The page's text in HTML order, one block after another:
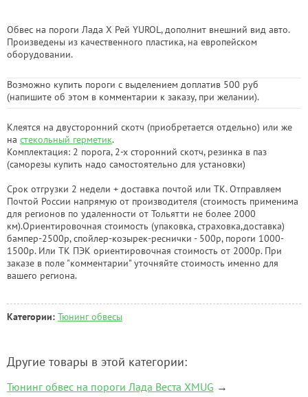
Обвес на пороги Лада Х Рей YUROL, дополнит внешний вид авто.
Произведены из качественного пластика, на европейском
оборудовании.
Возможно купить пороги с выделением доплатив 500 руб
(напишите об этом в комментарии к заказу, при желании).
Клеятся на двусторонний скотч (приобретается отдельно) или же
на стекольный герметик.
Комплектация: 2 порога, 2-х сторонний скотч, резинка в паз
(саморезы купить надо самостоятельно для установки)
Срок отгрузки 2 недели + доставка почтой или ТК. Отправляем
Почтой России напрямую от производителя (стоимость применима
для регионов по удаленности от Тольятти не более 2000
км).Ориентировочная стоимость (упаковка, страховка,доставка)
бампер-2500р, спойлер-козырек-реснички - 500р, пороги 1000-
1500р. Или ТК ПЭК ориентировочная стоимость от 2000р. При
заказе в поле "комментарии" уточняйте стоимость именно для
вашего региона.
Категории: Тюнинг обвесы
Другие товары в этой категории:
Тюнинг обвес на пороги Лада Веста XMUG →